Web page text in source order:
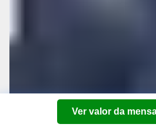
Ver valor da